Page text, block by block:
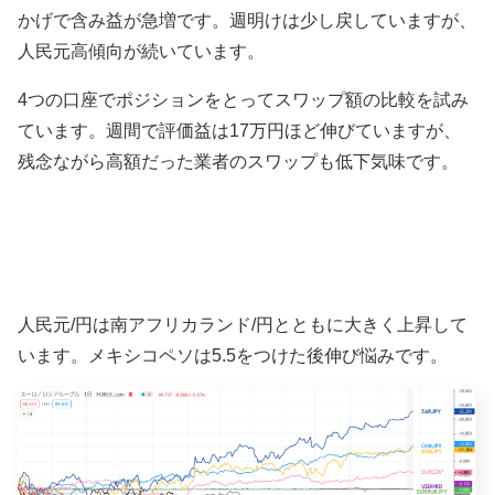
かげで含み益が急増です。週明けは少し戻していますが、
人民元高傾向が続いています。
4つの口座でポジションをとってスワップ額の比較を試み
ています。週間で評価益は17万円ほど伸びていますが、
残念ながら高額だった業者のスワップも低下気味です。
人民元/円は南アフリカランド/円とともに大きく上昇して
います。メキシコペソは5.5をつけた後伸び悩みです。